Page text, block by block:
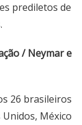
prediletos de
/ Neymar e
26 brasileiros
México